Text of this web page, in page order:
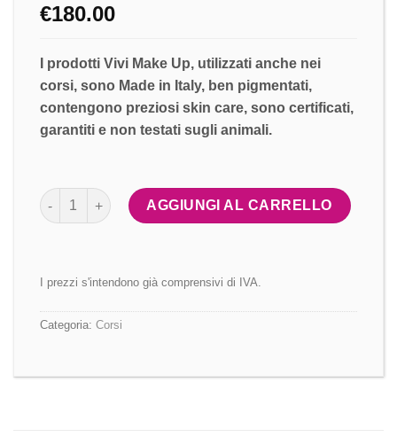
€180.00
I prodotti Vivi Make Up, utilizzati anche nei
corsi, sono Made in Italy, ben pigmentati,
contengono preziosi skin care, sono certificati,
garantiti e non testati sugli animali.
Master MAKEUP ARABICO quantità
AGGIUNGI AL CARRELLO
I prezzi s'intendono già comprensivi di IVA.
Categoria: Corsi